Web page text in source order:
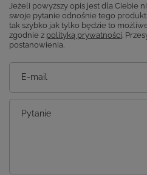
Jeżeli powyższy opis jest dla Ciebie
swoje pytanie odnośnie tego
tak szybko jak tylko będzie to
zgodnie z polityką prywatności .
postanowienia.
E-mail
Pytanie